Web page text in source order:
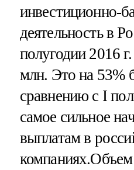
инвестиционно-
деятельность в
полугодии 2016
млн. Это на 53%
сравнению с I
самое сильное
выплатам в
компаниях.